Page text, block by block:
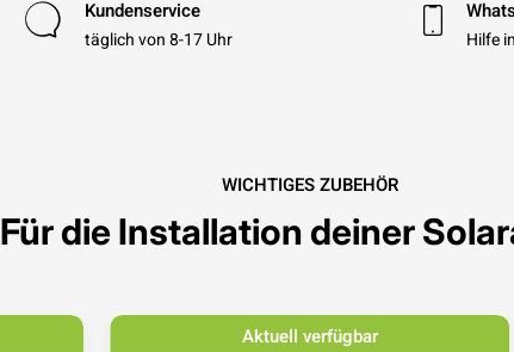
Kundenservice
täglich von 8-17 Uhr Hilfe
WICHTIGES ZUBEHÖR
Für die Installation deiner
Aktuell verfügbar